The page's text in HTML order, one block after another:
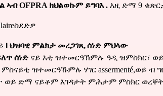
ኣብ OFPRA ክህልወኩም ይግባእ . እዚ ድማ 9
ስደድዎ
l ህዝባዊ ምልክታ መረጋገጺ ሰነድ ምህላው
ሰነድ ናይ እቲ ዝተመርዓኽምሉ ዓዲ ዝምስክር፣ ወይ
ምስናይቲ ዝተመርዓኹምሉ ሃገር assermenté,ወይ ብ
ድማ ናይቶም እገዳታት ምሕታም ምስክር